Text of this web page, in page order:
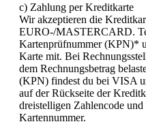
c) Zahlung per Kreditkarte
Wir akzeptieren die
EURO-/MASTERCARD.
Kartenprüfnummer (KPN)*
Karte mit. Bei
dem Rechnungsbetrag
(KPN) findest du bei VISA
auf der Rückseite der
dreistelligen Zahlencode
Kartennummer.